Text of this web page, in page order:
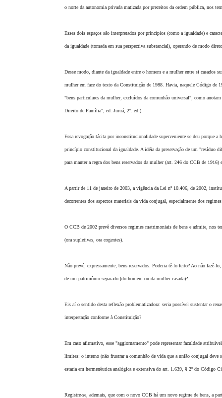
IBDFAM Educacionalo norte da autonomia privada matizada por preceitos da ordem pública, nos
Esses dois espaços são interpretados por princípios (como a igualdade) e
da igualdade (tomada em sua perspectiva substancial), operando de modo
Desse modo, diante da igualdade entre o homem e a mulher entre si casados
mulher em face do texto da Constituição de 1988. Havia, naquele Código de
"bens particulares da mulher, excluídos da comunhão universal", como
Direito de Família", ed. Juruá, 2ª. ed.).
Essa revogação tácita por inconstitucionalidade superveniente se deu porque
princípio constitucional da igualdade. A idéia da preservação de um "resíduo
para manter a regra dos bens reservados da mulher (art. 246 do CCB de 1916)
A partir de 11 de janeiro de 2003, a vigência da Lei nº 10.406, de 2002,
decorrentes dos aspectos materiais da vida conjugal, especialmente dos
O CCB de 2002 prevê diversos regimes matrimoniais de bens e admite, nos
(ora supletivas, ora cogentes).
Não prevê, expressamente, bens reservados. Poderia tê-lo feito? Ao não
de um patrimônio separado (do homem ou da mulher casada)?
Eis aí o sentido desta reflexão problematizadora: seria possível sustentar o
interpretação conforme à Constituição?
Em caso afirmativo, esse "aggiornamento" pode representar faculdade
limites: o interno (não frustrar a comunhão de vida que a união conjugal deve
estaria em hermenêutica analógica e extensiva do art. 1.639, § 2º do Código
Registre-se, ademais, que com o novo CCB há um novo regime de bens, a